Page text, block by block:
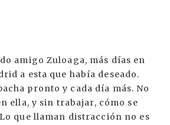
amigo Zuloaga, más días en
a esta que había deseado.
pronto y cada día más. No
ella, y sin trabajar, cómo se
que llaman distracción no es